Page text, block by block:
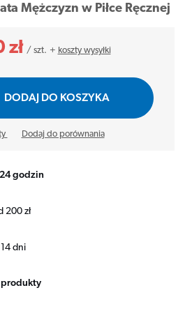
Mężczyzn w Piłce Ręcznej
zł / szt. + koszty wysyłki
DODAJ DO KOSZYKA
Dodaj do porównania
24 godzin
200 zł
dni